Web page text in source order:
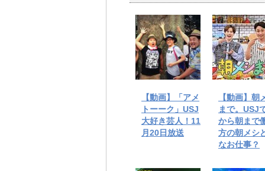
【動画】「アメ
トーーク」USJ
大好き芸人！11
月20日放送
【動画】朝
まで。USJ
から朝まで
方の朝メシ
なお仕事？